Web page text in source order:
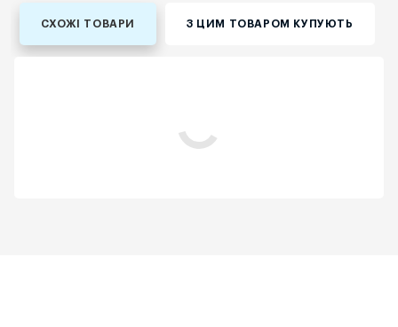
СХОЖІ ТОВАРИ З ЦИМ ТОВАРОМ КУПУЮТЬ